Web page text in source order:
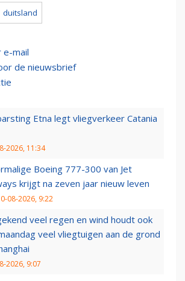
duitsland
e-mail
de nieuwsbrief
Etna legt vliegverkeer Catania
2026, 11:34
Boeing 777-300 van Jet
krijgt na zeven jaar nieuw leven
08-2026, 9:22
veel regen en wind houdt ook
veel vliegtuigen aan de grond
2026, 9:07